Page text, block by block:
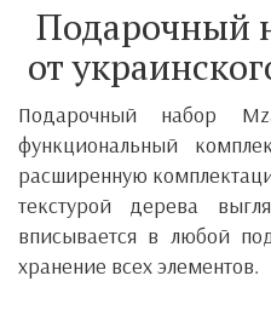
Подарочный
от
Подарочный набор
функциональный
расширенную
текстурой дерева
вписывается в любой
хранение всех элементов.